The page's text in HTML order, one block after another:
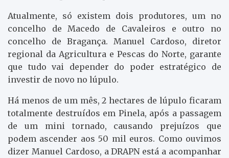
Atualmente, só existem dois produtores, um no
concelho de Macedo de Cavaleiros e outro no
concelho de Bragança. Manuel Cardoso, diretor
regional da Agricultura e Pescas do Norte, garante
que tudo vai depender do poder estratégico de
investir de novo no lúpulo.
Há menos de um mês, 2 hectares de lúpulo ficaram
totalmente destruídos em Pinela, após a passagem
de um mini tornado, causando prejuízos que
podem ascender aos 50 mil euros. Como ouvimos
dizer Manuel Cardoso, a DRAPN está a acompanhar